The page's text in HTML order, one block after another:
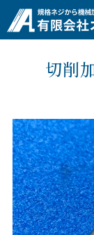
製品紹介
会社概要
お問い合わせ
切削